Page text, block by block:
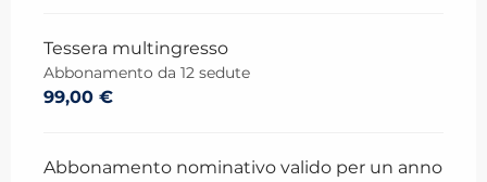
Tessera multingresso
Abbonamento da 12 sedute
99,00 €
Abbonamento nominativo valido per un anno